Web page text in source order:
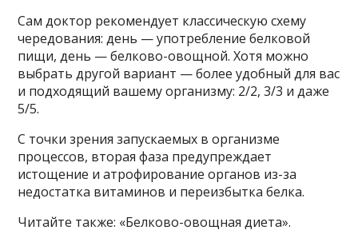
Сам доктор рекомендует классическую схему
чередования: день — употребление белковой
пищи, день — белково-овощной. Хотя можно
выбрать другой вариант — более удобный для вас
и подходящий вашему организму: 2/2, 3/3 и даже
5/5.
С точки зрения запускаемых в организме
процессов, вторая фаза предупреждает
истощение и атрофирование органов из-за
недостатка витаминов и переизбытка белка.
Читайте также: «Белково-овощная диета».